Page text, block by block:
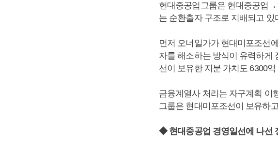
현대중공업그룹은 현대중공업
는 순환출자 구조로 지배되고 있
먼저 오너일가가 현대미포조선
자를 해소하는 방식이 유력하게
선이 보유한 지분 가치도 6300
금융계열사 처리는 자구계획 이
그룹은 현대미포조선이 보유하
◆ 현대중공업 경영일선에 나선